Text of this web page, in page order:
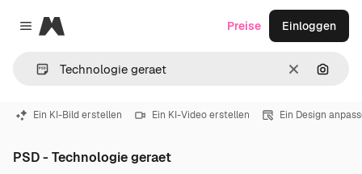
Close menu
Magnific
LöschenNach
Preise Einloggen
Ein KI-Bild erstellen Ein KI-Video erstellen Ein Design
PSD - Technologie geraet